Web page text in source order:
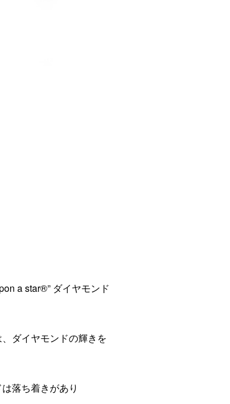
a star®” ダイヤモンド
ダイヤモンドの輝きを
落ち着きがあり